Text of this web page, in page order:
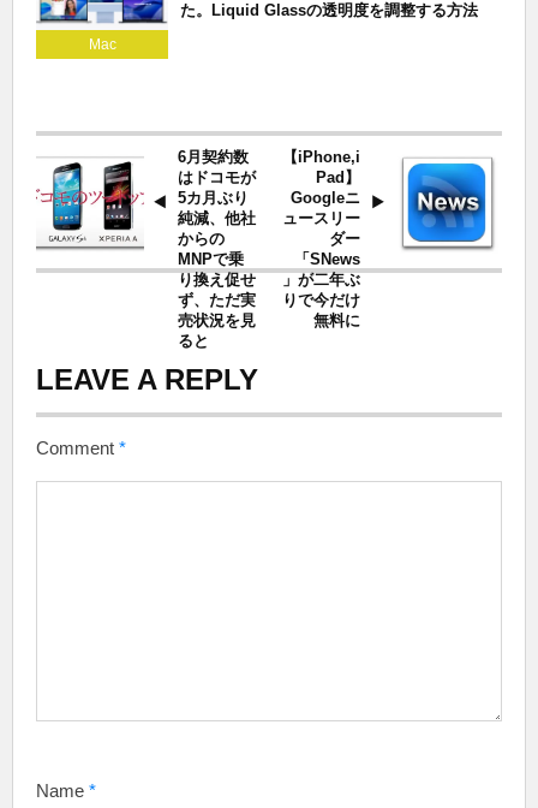
Mac
た。Liquid Glassの透明度を調整する方法
6月契約数
はドコモが
5カ月ぶり
純減、他社
からの
MNPで乗
り換え促せ
ず、ただ実
売状況を見
ると
【iPhone,i
Pad】
Googleニ
ュースリー
ダー
「SNews
」が二年ぶ
りで今だけ
無料に
LEAVE A REPLY
Comment *
Name *